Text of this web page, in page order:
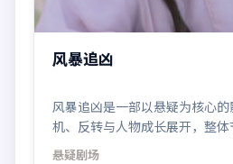
风暴追凶
风暴追凶是一部以悬疑为核心
机、反转与人物成长展开，整
观看。
悬疑剧场